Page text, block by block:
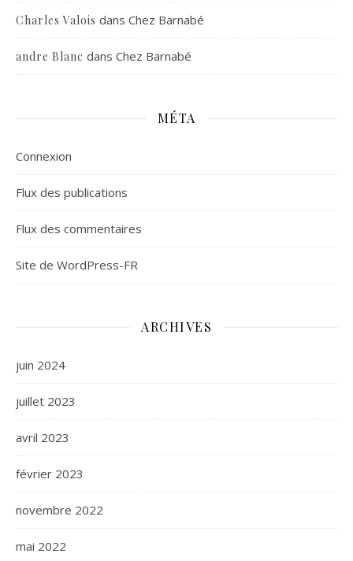
Charles Valois dans Chez Barnabé
andre Blanc dans Chez Barnabé
MÉTA
Connexion
Flux des publications
Flux des commentaires
Site de WordPress-FR
ARCHIVES
juin 2024
juillet 2023
avril 2023
février 2023
novembre 2022
mai 2022